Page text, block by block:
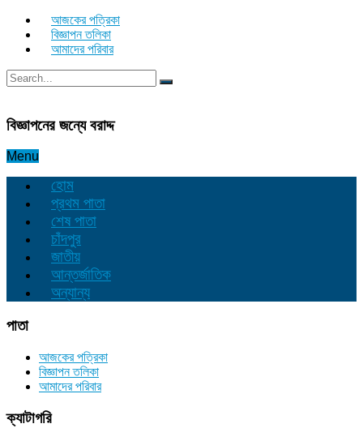
আজকের পত্রিকা
বিজ্ঞাপন তলিকা
আমাদের পরিবার
বিজ্ঞাপনের জন্যে বরাদ্দ
Menu
হোম
প্রথম পাতা
শেষ পাতা
চাঁদপুর
জাতীয়
আন্তর্জাতিক
অন্যান্য
পাতা
আজকের পত্রিকা
বিজ্ঞাপন তলিকা
আমাদের পরিবার
ক্যাটাগরি